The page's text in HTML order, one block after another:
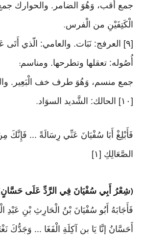
جمع أقب، وَهُوَ الضامر. والحوارك
الْكَتِفَيْنِ من الْفرس.
[٩] العرفج: نَبَات. والعامي: الّذي أَتَى
أُصُوله: تعقلها وتطرحها. ومناسم:
جمع منسم، وَهُوَ طرف خف الْبَعِير.
[١٠] الحالك: الشَّديد السوَاد .
فَأَبْلِغْ أَبَا سُفْيَانَ عَنِّي رِسَالَةً ... فَإِنَّكَ
الصَّعَالِكِ [١]
(شِعْرُ أَبِي سُفْيَانَ فِي الرَّدِّ عَلَى حَسَّانٍ
فَأَجَابَهُ أَبُو سُفْيَانَ بْنُ الْحَارِثِ بْنِ عَبْدِ
أَحَسَّانُ إنَّا يَا بن آكِلَةِ الْفَغَا ... وَجَدُّكَ